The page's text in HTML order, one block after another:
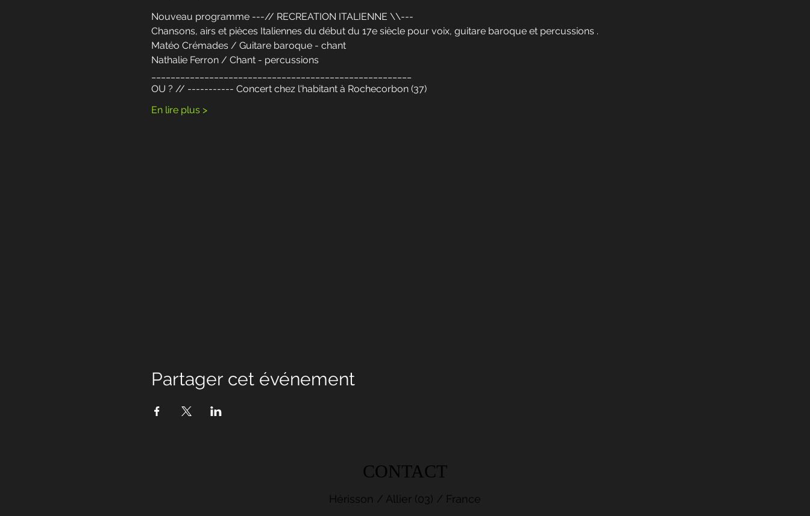
Nouveau programme ---// RECREATION ITALIENNE \\---
Chansons, airs et pièces Italiennes du début du 17e siècle pour voix, guitare baroque et percussions .
Matéo Crémades / Guitare baroque - chant
Nathalie Ferron / Chant - percussions
OU ? // ----------- Concert chez l'habitant à Rochecorbon (37)
En lire plus >
Partager cet événement
CONTACT
Hérisson / Allier (03) / France